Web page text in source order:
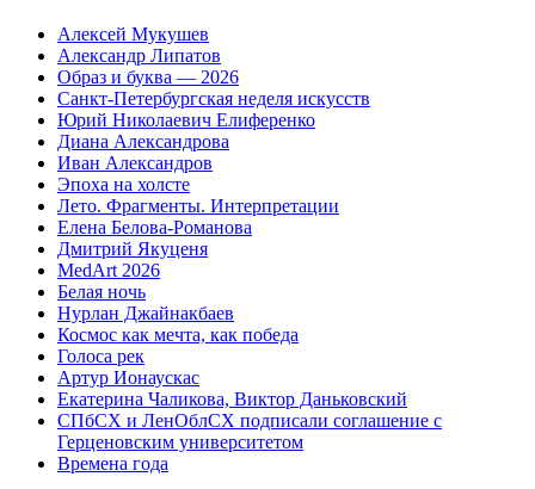
Алексей Мукушев
Александр Липатов
Образ и буква — 2026
Санкт-Петербургская неделя искусств
Юрий Николаевич Елиференко
Диана Александрова
Иван Александров
Эпоха на холсте
Лето. Фрагменты. Интерпретации
Елена Белова-Романова
Дмитрий Якуценя
MedArt 2026
Белая ночь
Нурлан Джайнакбаев
Космос как мечта, как победа
Голоса рек
Артур Ионаускас
Екатерина Чаликова, Виктор Даньковский
СПбСХ и ЛенОблСХ подписали соглашение с
Герценовским университетом
Времена года